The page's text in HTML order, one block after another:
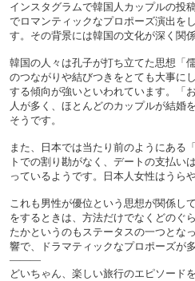
インスタグラムで韓国人カップルの投
でロマンティックなプロポーズ演出を
す。その背景には韓国の文化が深く関
韓国の人々は孔子が打ち立てた思想「
のつながりや結びつきをとても大事に
する傾向が強いといわれています。「
人が多く、ほとんどのカップルが結婚
そうです。
また、日本では当たり前のようにある
トでの割り勘がなく、デートの支払い
っているようです。日本人女性はうら
これも男性が優位という思想が関係し
をするときは、方法だけでなくどのぐ
たかというのもステータスの一つとな
響で、ドラマティックなプロポーズが
―――
どいちゃん、楽しい旅行のエピソード